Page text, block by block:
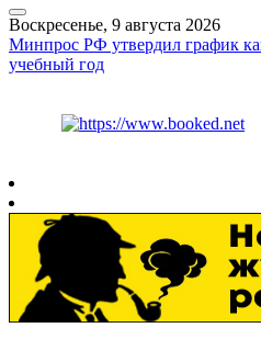
Воскресенье, 9 августа 2026
Минпрос РФ утвердил график
учебный год